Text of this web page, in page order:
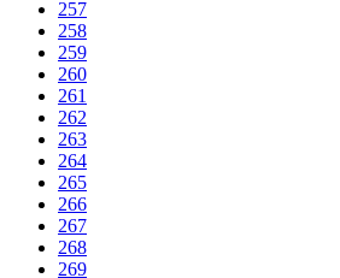
257
258
259
260
261
262
263
264
265
266
267
268
269